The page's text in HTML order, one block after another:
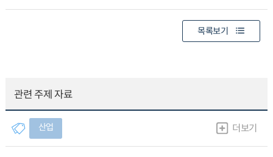
목록보기
관련 주제 자료
산업 더보기